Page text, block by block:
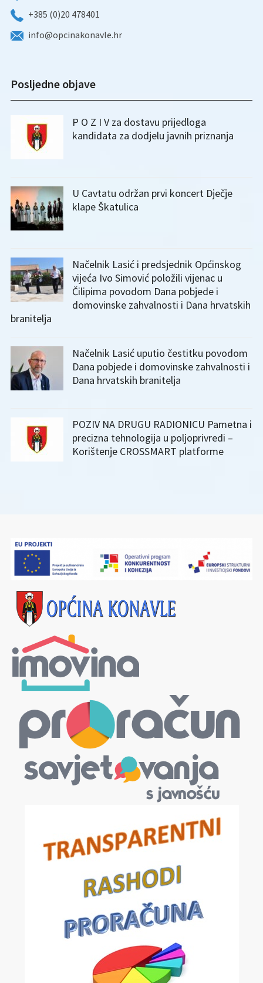
+385 (0)20 478401
info@opcinakonavle.hr
Posljedne objave
P O Z I V za dostavu prijedloga
kandidata za dodjelu javnih priznanja
U Cavtatu održan prvi koncert Dječje
klape Škatulica
Načelnik Lasić i predsjednik Općinskog
vijeća Ivo Simović položili vijenac u
Čilipima povodom Dana pobjede i
domovinske zahvalnosti i Dana hrvatskih
branitelja
Načelnik Lasić uputio čestitku povodom
Dana pobjede i domovinske zahvalnosti i
Dana hrvatskih branitelja
POZIV NA DRUGU RADIONICU Pametna i
precizna tehnologija u poljoprivredi –
Korištenje CROSSMART platforme